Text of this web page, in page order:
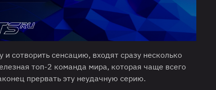
сотворить сенсацию, входят сразу несколько
топ-2 команда мира, которая чаще всего
прервать эту неудачную серию.